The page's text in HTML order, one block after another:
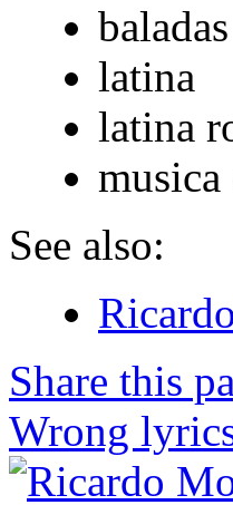
baladas
latina
latina
See also:
Share this
Wrong